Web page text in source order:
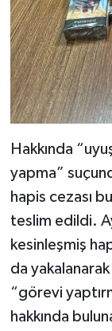
Hakkında
yapma”
hapis cezası
teslim edildi.
kesinleşmiş
da
“görevi
hakkında